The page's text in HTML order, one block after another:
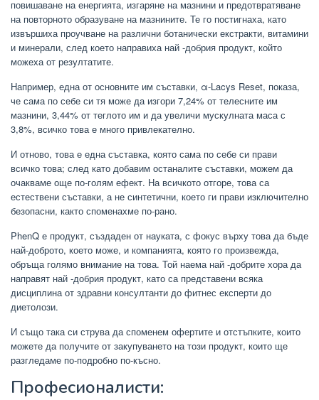
повишаване на енергията, изгаряне на мазнини и предотвратяване
на повторното образуване на мазнините. Те го постигнаха, като
извършиха проучване на различни ботанически екстракти, витамини
и минерали, след което направиха най -добрия продукт, който
можеха от резултатите.
Например, една от основните им съставки, α-Lacys Reset, показа,
че сама по себе си тя може да изгори 7,24% от телесните им
мазнини, 3,44% от теглото им и да увеличи мускулната маса с
3,8%, всичко това е много привлекателно.
И отново, това е една съставка, която сама по себе си прави
всичко това; след като добавим останалите съставки, можем да
очакваме още по-голям ефект. На всичкото отгоре, това са
естествени съставки, а не синтетични, което ги прави изключително
безопасни, както споменахме по-рано.
PhenQ е продукт, създаден от науката, с фокус върху това да бъде
най-доброто, което може, и компанията, която го произвежда,
обръща голямо внимание на това. Той наема най -добрите хора да
направят най -добрия продукт, като са представени всяка
дисциплина от здравни консултанти до фитнес експерти до
диетолози.
И също така си струва да споменем офертите и отстъпките, които
можете да получите от закупуването на този продукт, които ще
разгледаме по-подробно по-късно.
Професионалисти: